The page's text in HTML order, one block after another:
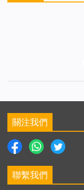
關注我們
聯繫我們